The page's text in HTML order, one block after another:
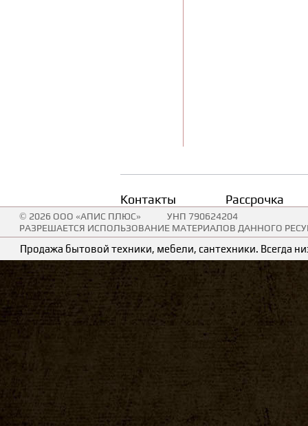
Контакты Рассрочка
© 2026 ООО «АПИС ПЛЮС»
УНП 790624204
РАЗРЕШАЕТСЯ ИСПОЛЬЗОВАНИЕ МАТЕРИАЛОВ ДАННОГО
Продажа бытовой техники, мебели, сантехники. Всегда